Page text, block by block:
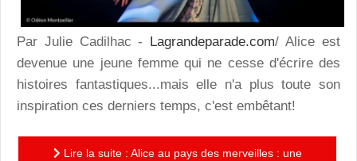
Par Julie Cadilhac - Lagrandeparade.com/ Alice est
devenue une jeune femme qui ne cesse d'écrire des
histoires fantastiques...mais elle n'a plus toute son
inspiration ces derniers temps, c'est embêtant!
Lire la suite : Alice au pays des merveilles : une